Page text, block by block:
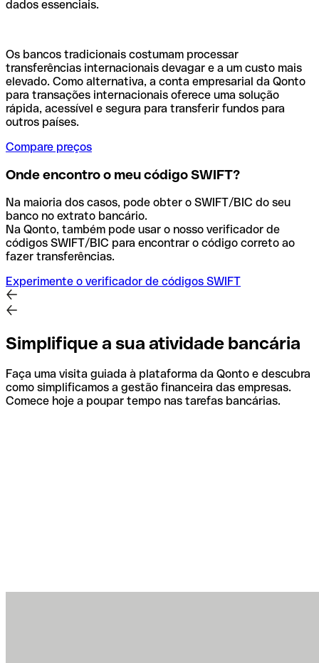
dados essenciais.
Os bancos tradicionais costumam processar
transferências internacionais devagar e a um custo mais
elevado. Como alternativa, a conta empresarial da Qonto
para transações internacionais oferece uma solução
rápida, acessível e segura para transferir fundos para
outros países.
Compare preços
Onde encontro o meu código SWIFT?
Na maioria dos casos, pode obter o SWIFT/BIC do seu
banco no extrato bancário.
Na Qonto, também pode usar o nosso verificador de
códigos SWIFT/BIC para encontrar o código correto ao
fazer transferências.
Experimente o verificador de códigos SWIFT
Simplifique a sua atividade bancária
Faça uma visita guiada à plataforma da Qonto e descubra
como simplificamos a gestão financeira das empresas.
Comece hoje a poupar tempo nas tarefas bancárias.